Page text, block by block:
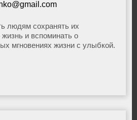
людям сохранять их
и вспоминать о
мгновениях жизни с улыбкой.